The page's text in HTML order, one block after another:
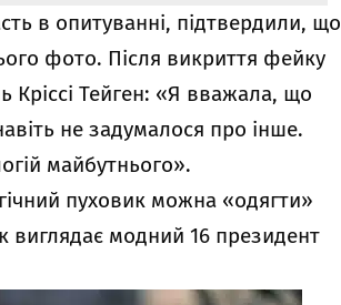
в опитуванні, підтвердили, що
фото. Після викриття фейку
Кріссі Тейген: «Я вважала, що
не задумалося про інше.
майбутнього».
пуховик можна «одягти»
виглядає модний 16 президент